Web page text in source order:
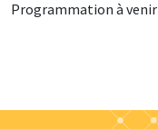
Programmation à venir